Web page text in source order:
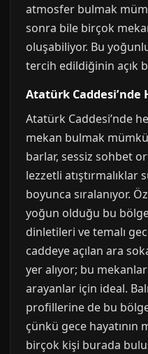
atmosfer bulmak
sonra bile birçok
oluşabiliyor. Bu
tercih edildiğinin açık
Atatürk Caddesi’nde
Atatürk Caddesi’nde
mekan bulmak
barlar, sessiz sohbet
lezzetli atıştırmalıklar
boyunca sıralanıyor.
yoğun olduğu bu
dinletileri ve temalı
caddeye açılan ara
yer alıyor; bu
arayanlar için ideal.
profillerine de bu
çünkü gece hayatının
birçok kişi burada